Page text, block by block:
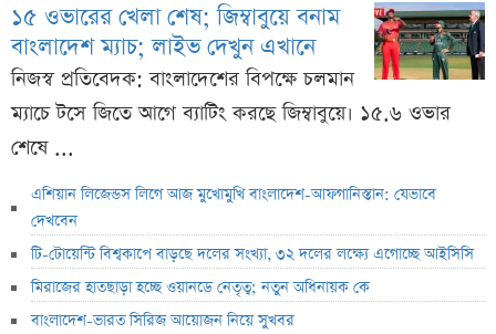
১৫ ওভারের খেলা শেষ; জিম্বাবুয়ে বনাম
বাংলাদেশ ম্যাচ; লাইভ দেখুন এখানে
নিজস্ব প্রতিবেদক: বাংলাদেশের বিপক্ষে চলমান
ম্যাচে টসে জিতে আগে ব্যাটিং করছে জিম্বাবুয়ে। ১৫.৬ ওভার
শেষে ...
এশিয়ান লিজেন্ডস লিগে আজ মুখোমুখি বাংলাদেশ-আফগানিস্তান: যেভাবে
দেখবেন
টি-টোয়েন্টি বিশ্বকাপে বাড়ছে দলের সংখ্যা, ৩২ দলের লক্ষ্যে এগোচ্ছে আইসিসি
মিরাজের হাতছাড়া হচ্ছে ওয়ানডে নেতৃত্ব; নতুন অধিনায়ক কে
বাংলাদেশ-ভারত সিরিজ আয়োজন নিয়ে সুখবর